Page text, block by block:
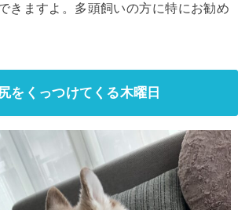
きますよ。多頭飼いの方に特にお勧め
をくっつけてくる木曜日